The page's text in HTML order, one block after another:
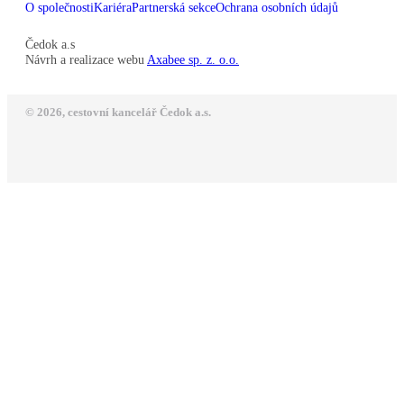
O společnostiKariéraPartnerská sekceOchrana osobních údajů
Čedok a.s
Návrh a realizace webu Axabee sp. z. o.o.
© 2026, cestovní kancelář Čedok a.s.